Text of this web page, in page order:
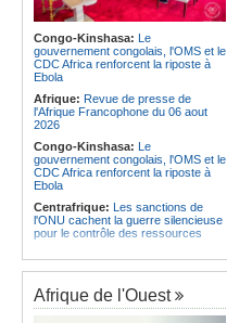
Afrique:Visite du Président de la
République et de la Première Dame
à Yamoussoukro
Afrique:Le Forum de
l'entrepreneuriat de Sept Afrique se
veut une plateforme de mobilisation
des investissements
Congo-Kinshasa: Le
gouvernement congolais, l'OMS et le
CDC Africa renforcent la riposte à
Ebola
Afrique: Revue de presse de
l'Afrique Francophone du 06 aout
2026
Congo-Kinshasa: Le
gouvernement congolais, l'OMS et le
CDC Africa renforcent la riposte à
Ebola
Centrafrique: Les sanctions de
l'ONU cachent la guerre silencieuse
pour le contrôle des ressources
Afrique:La Cour international de
justice fixe le calendrier de la
Afrique de l'Ouest